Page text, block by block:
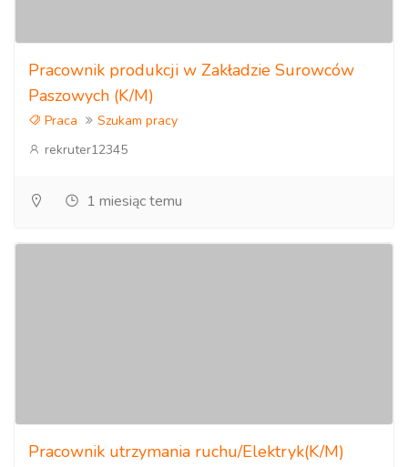
Pracownik produkcji w Zakładzie Surowców
Paszowych (K/M)
Praca
Szukam pracy
rekruter12345
1 miesiąc temu
Pracownik utrzymania ruchu/Elektryk(K/M)